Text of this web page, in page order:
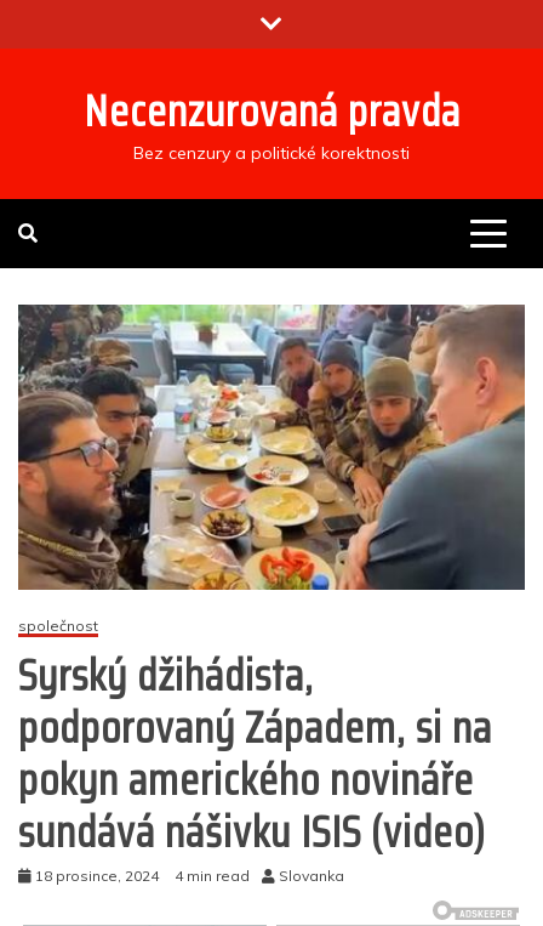
to
Necenzurovaná pravda
Bez cenzury a politické korektnosti
společnost
Syrský džihádista,
podporovaný Západem, si na
pokyn amerického novináře
sundává nášivku ISIS (video)
18 prosince, 2024 4 min read Slovanka